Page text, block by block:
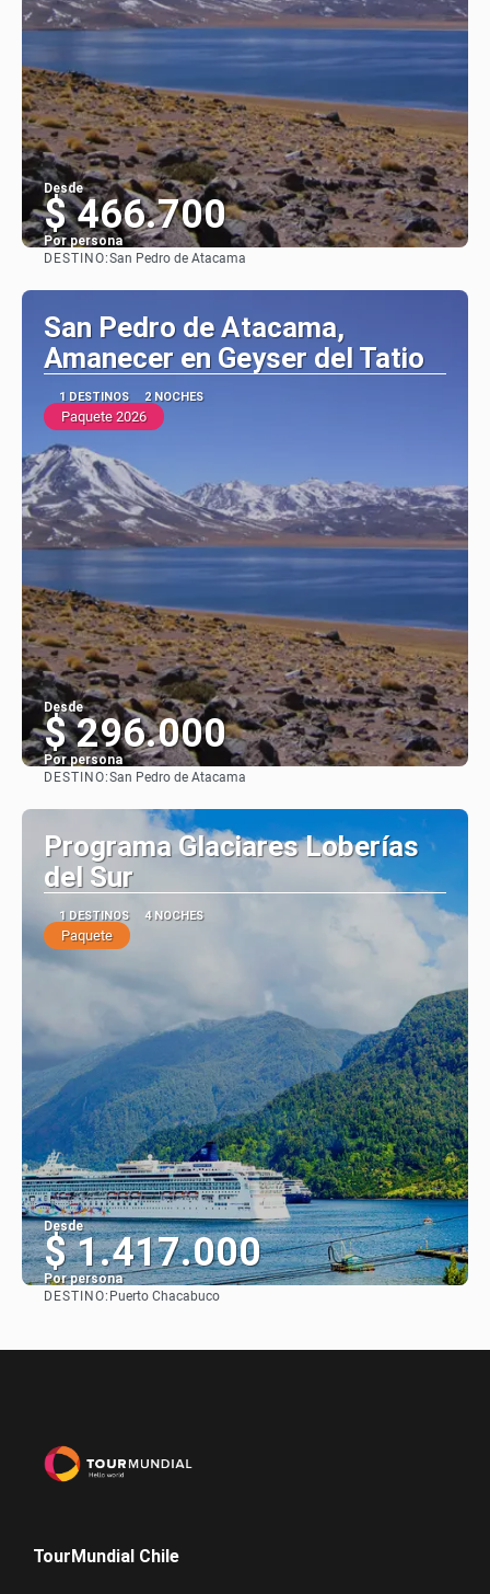
Desde
$ 466.700
Por persona
DESTINO:San Pedro de Atacama
San Pedro de Atacama,
Amanecer en Geyser del Tatio
1 DESTINOS 2 NOCHES
Paquete 2026
Desde
$ 296.000
Por persona
DESTINO:San Pedro de Atacama
Programa Glaciares Loberías
del Sur
1 DESTINOS 4 NOCHES
Paquete
Desde
$ 1.417.000
Por persona
DESTINO: Puerto Chacabuco
TourMundial Chile